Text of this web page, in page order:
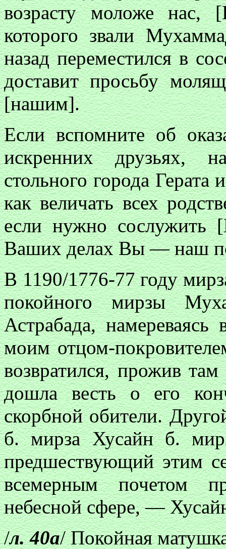
возрасту моложе нас,
которого звали
назад переместился в
доставит просьбу
[нашим].
Если вспомните об
искренних друзьях,
стольного города Герата
как величать всех
если нужно сослужить
Ваших делах Вы — наш
В 1190/1776-77 году
покойного мирзы
Астрабада,
моим отцом-
возвратился, прожив
дошла весть о его
скорбной обители.
б. мирза Хусайн б.
предшествующий этим
всемерным почетом
небесной сфере, —
/л. 40а/ Покойная